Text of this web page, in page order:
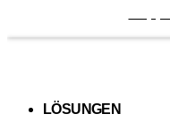
LÖSUNGEN